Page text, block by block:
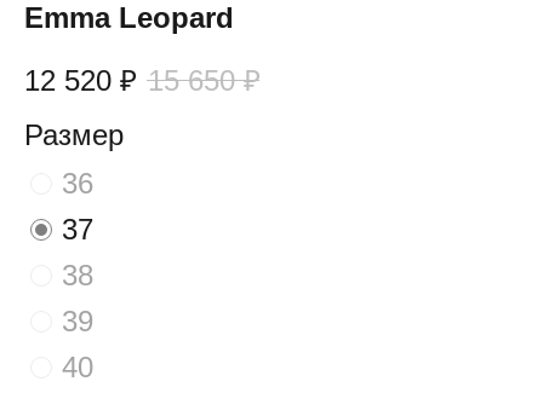
Emma Leopard
12 520 ₽ 15 650 ₽
Размер
36
37
38
39
40